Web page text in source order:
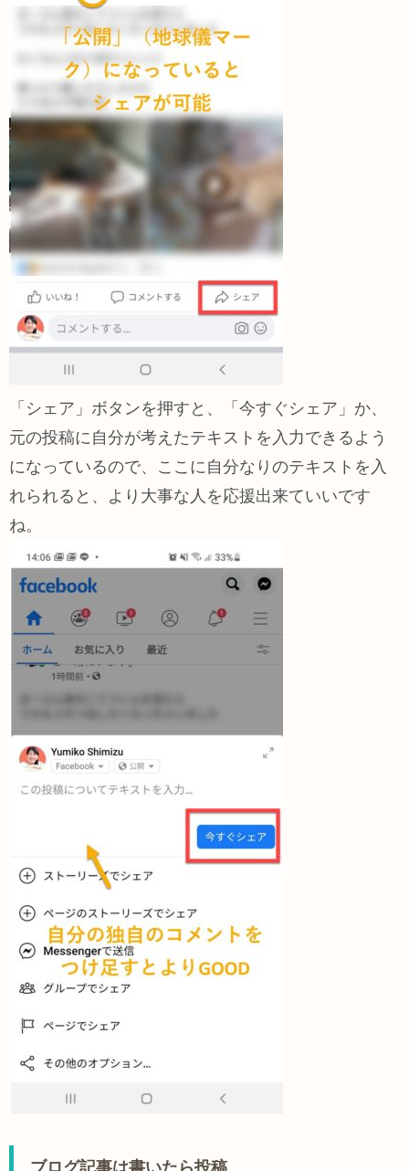
「シェア」ボタンを押すと、「今すぐシェア」か、
元の投稿に自分が考えたテキストを入力できるよう
になっているので、ここに自分なりのテキストを入
れられると、より大事な人を応援出来ていいです
ね。
ブログ記事は書いたら投稿